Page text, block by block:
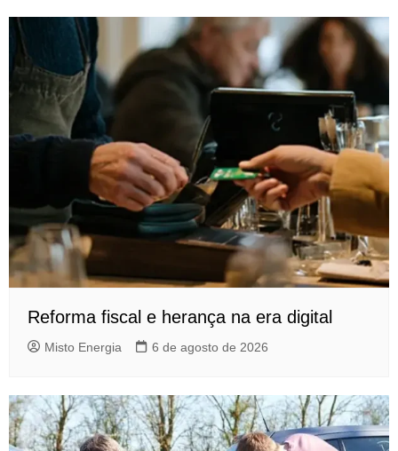
Reforma fiscal e herança na era digital
Misto Energia 6 de agosto de 2026